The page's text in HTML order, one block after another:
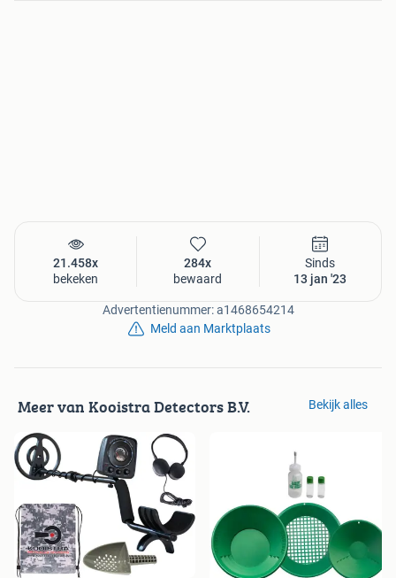
21.458x
bekeken
284x
bewaard
Sinds
13 jan '23
Advertentienummer: a1468654214
Meld aan Marktplaats
Meer van Kooistra Detectors B.V. Bekijk alles